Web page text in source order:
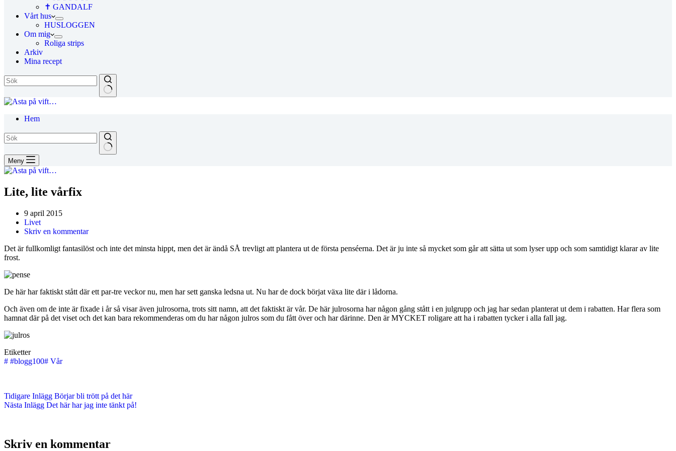
✝ GANDALF
Vårt hus
HUSLOGGEN
Om mig
Roliga strips
Arkiv
Mina recept
Hem
Meny
Lite, lite vårfix
9 april 2015
Livet
Skriv en kommentar
Det är fullkomligt fantasilöst och inte det minsta hippt, men det är ändå SÅ trevligt att plantera ut de första penséerna. Det är ju inte så mycket som går att sätta ut som lyser upp och som samtidigt klarar av lite
frost.
De här har faktiskt stått där ett par-tre veckor nu, men har sett ganska ledsna ut. Nu har de dock börjat växa lite där i lådorna.
Och även om de inte är fixade i år så visar även julrosorna, trots sitt namn, att det faktiskt är vår. De här julrosorna har någon gång stått i en julgrupp och jag har sedan planterat ut dem i rabatten. Har flera som
hamnat där på det viset och det kan bara rekommenderas om du har någon julros som du fått över och har därinne. Den är MYCKET roligare att ha i rabatten tycker i alla fall jag.
Etiketter
# #blogg100# Vår
Tidigare Inlägg Börjar bli trött på det här
Nästa Inlägg Det här har jag inte tänkt på!
Skriv en kommentar